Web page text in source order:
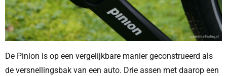
De Pinion is op een vergelijkbare manier geconstrueerd als
de versnellingsbak van een auto. Drie assen met daarop een